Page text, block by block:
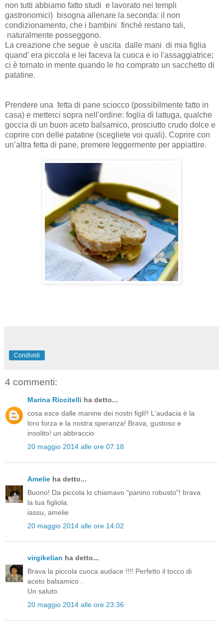
non tutti abbiamo fatto studi e lavorato nei templi
gastronomici) bisogna allenare la seconda: il non
condizionamento, che i bambini finchè restano tali,
naturalmente posseggono.
La creazione che segue è uscita dalle mani di mia figlia
quand’ era piccola e lei faceva la cuoca e io l'assaggiatrice;
ci è tornato in mente quando le ho comprato un sacchetto di
patatine.
Prendere una fetta di pane sciocco (possibilmente fatto in
casa) e metterci sopra nell’ordine: foglia di lattuga, qualche
goccia di un buon aceto balsamico, prosciutto crudo dolce e
coprire con delle patatine (scegliete voi quali). Coprire con
un’altra fetta di pane, premere leggermente per appiattire.
Condividi
4 commenti:
Marina Riccitelli ha detto...
cosa esce dalle manine dei nostri figli!! L'audacia è la
loro forza e la nostra speranza! Brava, gustoso e
insolito! un abbraccio
20 maggio 2014 alle ore 07:18
Amelie ha detto...
Buono! Da piccola lo chiamavo "panino robusto"! brava
la tua figliola.
iassu, amelie
20 maggio 2014 alle ore 14:02
virgikelian ha detto...
Brava la piccola cuoca audace !!!! Perfetto il tocco di
aceto balsamico .
Un saluto.
20 maggio 2014 alle ore 23:36